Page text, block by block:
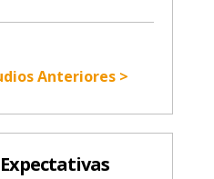
Anteriores >